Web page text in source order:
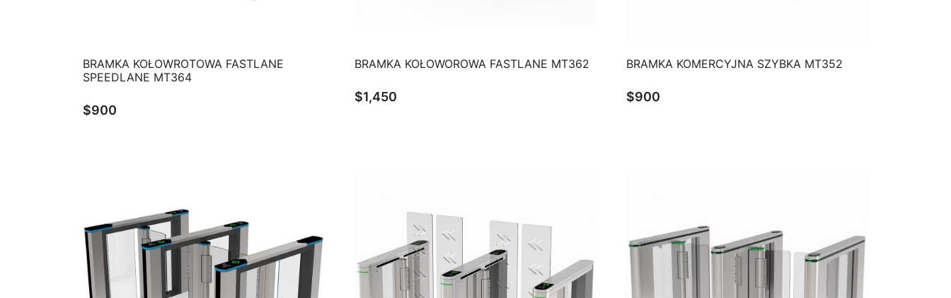
BRAMKA KOŁOWROTOWA FASTLANE
SPEEDLANE MT364
$900
BRAMKA KOŁOWOROWA FASTLANE MT362
$1,450
BRAMKA KOMERCYJNA SZYBKA MT352
$900